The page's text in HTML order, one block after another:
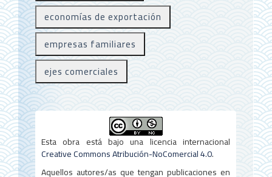
e
r
a
l
d
e
l
a
economías de exportación
empresas familiares
ejes comerciales
Esta obra está bajo una licencia internacional
Creative Commons Atribución-NoComercial 4.0.
Aquellos autores/as que tengan publicaciones en